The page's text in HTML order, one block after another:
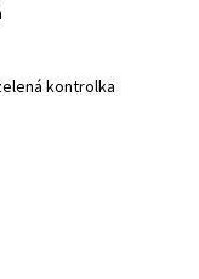
kontrolka